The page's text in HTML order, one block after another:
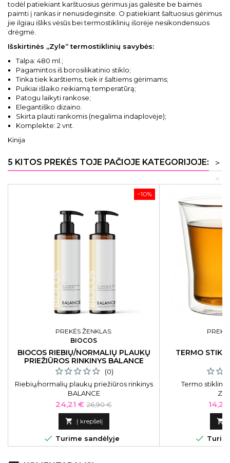
todėl patiekiant karštuosius gėrimus jas galėsite be baimės
paimti į rankas ir nenusideginsite. O patiekiant šaltuosius gėrimus
jie ilgiau išliks vėsūs bei termostiklinių išorėje nesikondensuos
drėgmė.
Išskirtinės „Zyle“ termostiklinių savybės:
Talpa: 480 ml.;
Pagamintos iš borosilikatinio stiklo;
Tinka tiek karštiems, tiek ir šaltiems gėrimams;
Puikiai išlaiko reikiamą temperatūrą;
Patogu laikyti rankose;
Elegantiško dizaino.
Skirta plauti rankomis (negalima indaplovėje);
Komplekte: 2 vnt.
Kinija
5 KITOS PREKĖS TOJE PAČIOJE KATEGORIJOJE:
>
<
−10%
PREKĖS ŽENKLAS:
BIOCOS
BIOCOS RIEBIŲ/NORMALIŲ PLAUKŲ
PRIEŽIŪROS RINKINYS BALANCE
(0)
Riebių/normalių plaukų priežiūros rinkinys
BALANCE
Kaina
24,21 € Bazinė
kaina
26,90 €
 Į krepšelį
 Turime sandėlyje
TERMO
Termo
Kaina

